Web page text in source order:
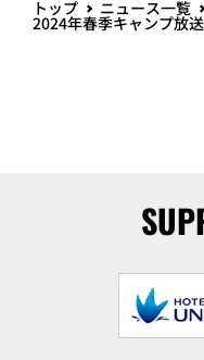
トップ ニュース一覧
2024年春季キャンプ放